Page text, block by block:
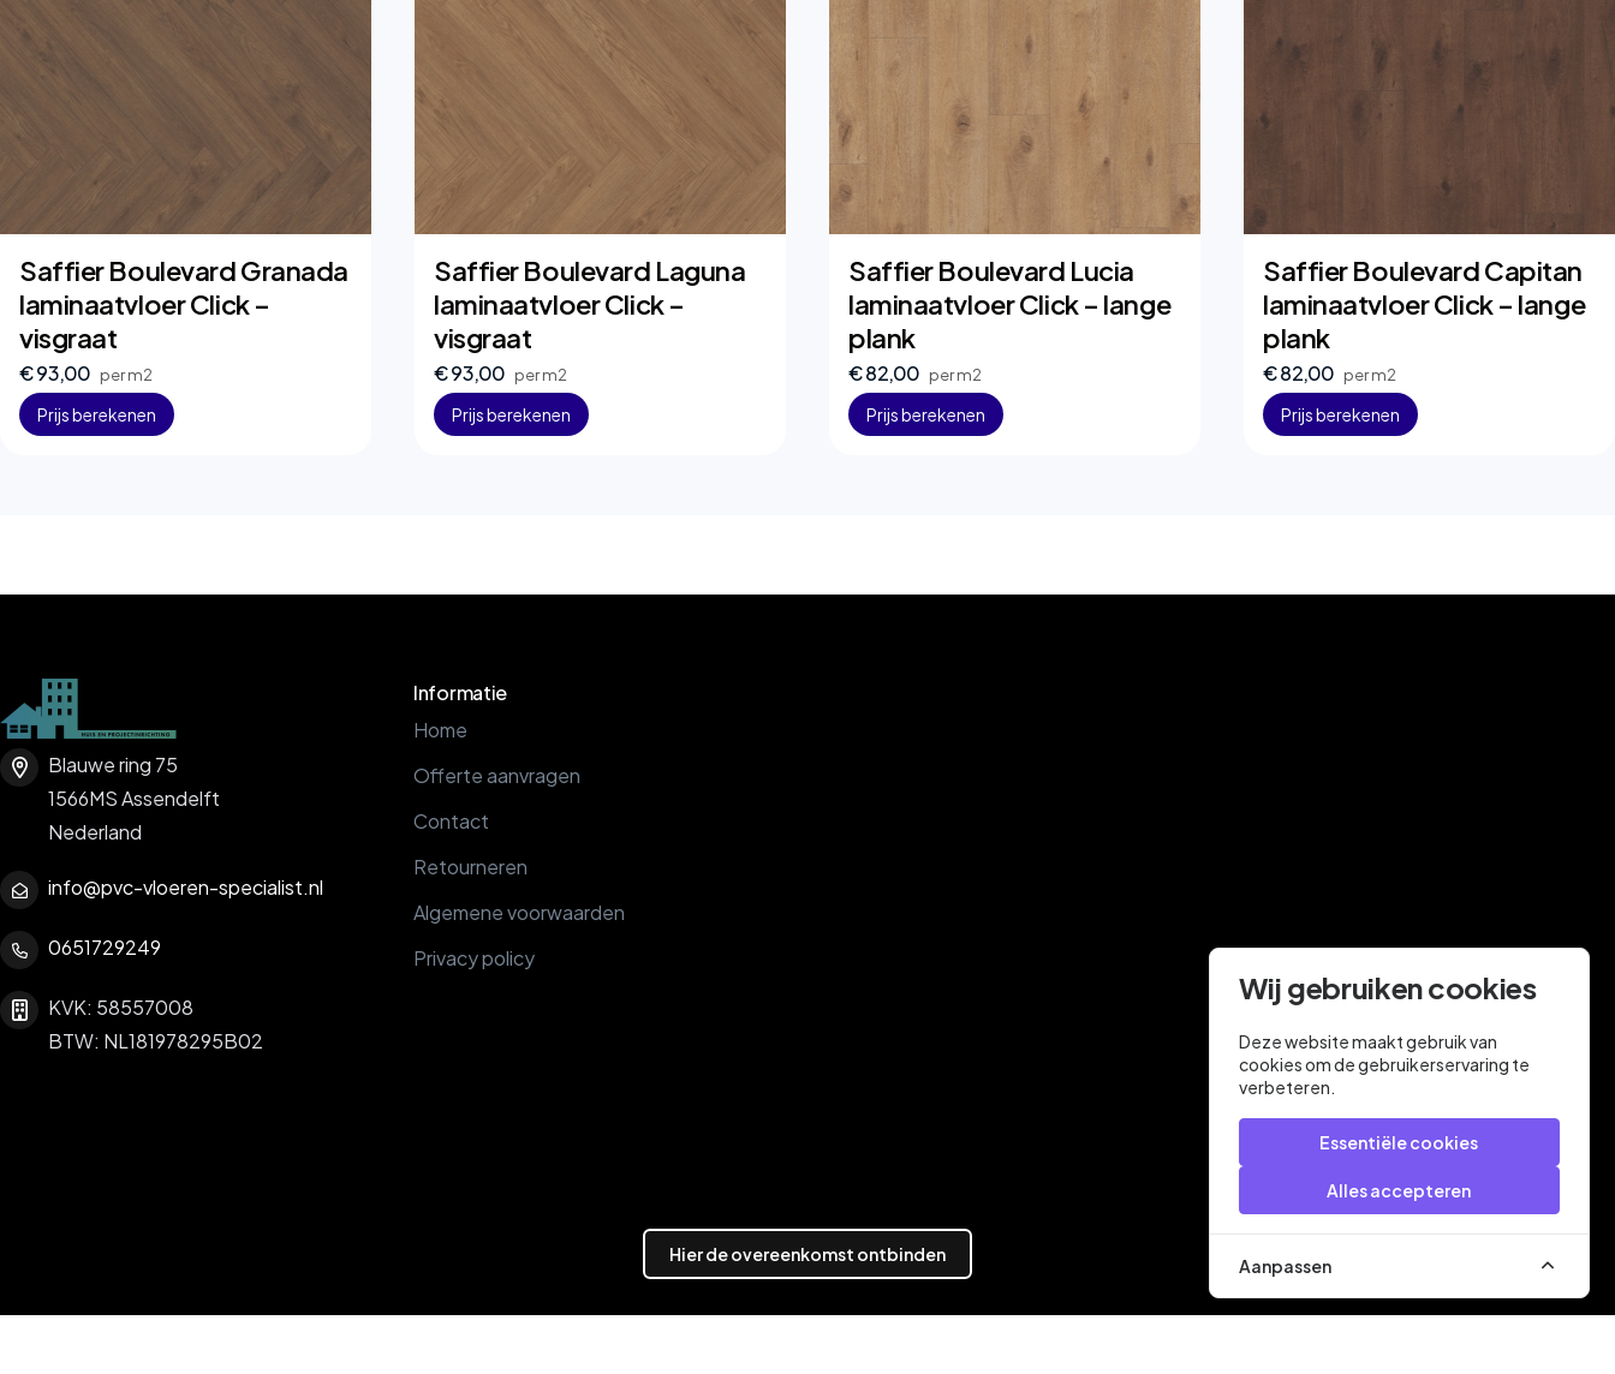
Saffier Boulevard Granada
laminaatvloer Click –
visgraat
€ 93,00 per m2
Prijs berekenen
Saffier Boulevard Laguna
laminaatvloer Click –
visgraat
€ 93,00 per m2
Prijs berekenen
Saffier Boulevard Lucia
laminaatvloer Click – lange
plank
€ 82,00 per m2
Prijs berekenen
Saffier Boulevard Capitan
laminaatvloer Click – lange
plank
€ 82,00 per m2
Prijs berekenen
Blauwe ring 75
1566MS Assendelft
Nederland
info@pvc-vloeren-specialist.nl
0651729249
KVK: 58557008
BTW: NL181978295B02
Informatie
Home
Offerte aanvragen
Contact
Retourneren
Algemene voorwaarden
Privacy policy
Hier de overeenkomst ontbinden
Wij gebruiken cookies
Deze website maakt gebruik van
cookies om de gebruikerservaring te
verbeteren.
Essentiële cookies
Alles accepteren
Aanpassen